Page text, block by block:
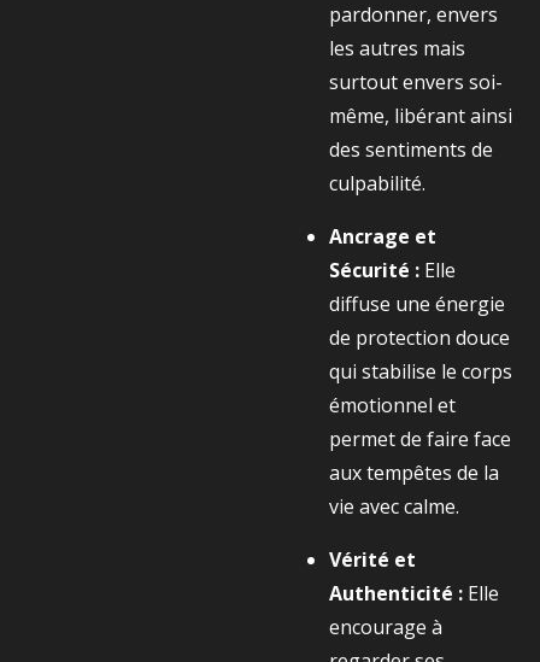
pardonner, envers
les autres mais
surtout envers soi-
même, libérant ainsi
des sentiments de
culpabilité.
Ancrage et
Sécurité : Elle
diffuse une énergie
de protection douce
qui stabilise le corps
émotionnel et
permet de faire face
aux tempêtes de la
vie avec calme.
Vérité et
Authenticité : Elle
encourage à